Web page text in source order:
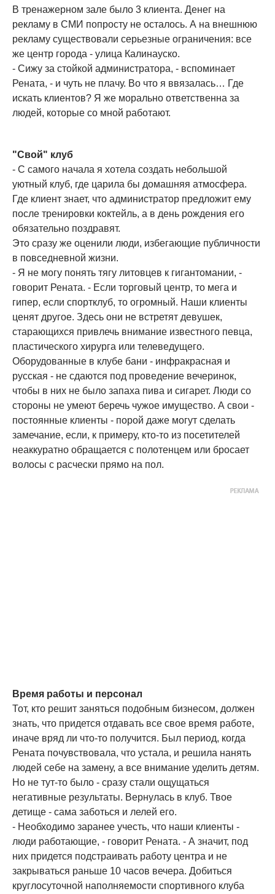
В тренажерном зале было 3 клиента. Денег на
рекламу в СМИ попросту не осталось. А на внешнюю
рекламу существовали серьезные ограничения: все
же центр города - улица Калинауско.
- Сижу за стойкой администратора, - вспоминает
Рената, - и чуть не плачу. Во что я ввязалась… Где
искать клиентов? Я же морально ответственна за
людей, которые со мной работают.
"Свой" клуб
- С самого начала я хотела создать небольшой
уютный клуб, где царила бы домашняя атмосфера.
Где клиент знает, что администратор предложит ему
после тренировки коктейль, а в день рождения его
обязательно поздравят.
Это сразу же оценили люди, избегающие публичности
в повседневной жизни.
- Я не могу понять тягу литовцев к гигантомании, -
говорит Рената. - Если торговый центр, то мега и
гипер, если спортклуб, то огромный. Наши клиенты
ценят другое. Здесь они не встретят девушек,
старающихся привлечь внимание известного певца,
пластического хирурга или телеведущего.
Оборудованные в клубе бани - инфракрасная и
русская - не сдаются под проведение вечеринок,
чтобы в них не было запаха пива и сигарет. Люди со
стороны не умеют беречь чужое имущество. А свои -
постоянные клиенты - порой даже могут сделать
замечание, если, к примеру, кто-то из посетителей
неаккуратно обращается с полотенцем или бросает
волосы с расчески прямо на пол.
Время работы и персонал
Тот, кто решит заняться подобным бизнесом, должен
знать, что придется отдавать все свое время работе,
иначе вряд ли что-то получится. Был период, когда
Рената почувствовала, что устала, и решила нанять
людей себе на замену, а все внимание уделить детям.
Но не тут-то было - сразу стали ощущаться
негативные результаты. Вернулась в клуб. Твое
детище - сама заботься и лелей его.
- Необходимо заранее учесть, что наши клиенты -
люди работающие, - говорит Рената. - А значит, под
них придется подстраивать работу центра и не
закрываться раньше 10 часов вечера. Добиться
круглосуточной наполняемости спортивного клуба